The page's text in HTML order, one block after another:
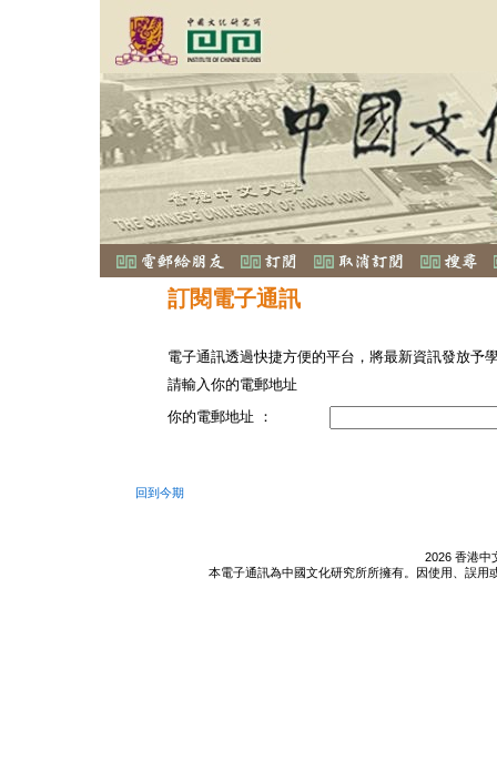
訂閱電子通訊
電子通訊透過快捷方便的平台，將最新資訊發放予
請輸入你的電郵地址
你的電郵地址 ：
回到今期
2026 香港中
本電子通訊為中國文化研究所所擁有。因使用、誤